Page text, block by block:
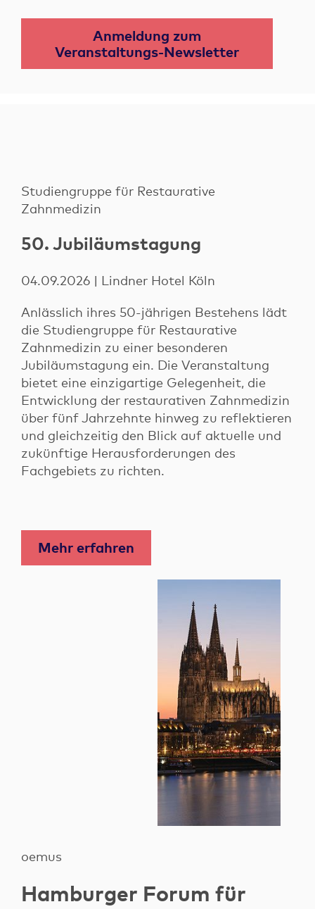
Anmeldung zum
Veranstaltungs-Newsletter
Studiengruppe für Restaurative
Zahnmedizin
50. Jubiläumstagung
04.09.2026 | Lindner Hotel Köln
Anlässlich ihres 50-jährigen Bestehens lädt
die Studiengruppe für Restaurative
Zahnmedizin zu einer besonderen
Jubiläumstagung ein. Die Veranstaltung
bietet eine einzigartige Gelegenheit, die
Entwicklung der restaurativen Zahnmedizin
über fünf Jahrzehnte hinweg zu reflektieren
und gleichzeitig den Blick auf aktuelle und
zukünftige Herausforderungen des
Fachgebiets zu richten.
Mehr erfahren
oemus
Hamburger Forum für